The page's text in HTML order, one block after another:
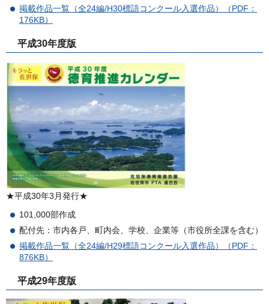
掲載作品一覧（全24編/H30標語コンクール入選作品）（PDF：
176KB）
平成30年度版
★平成30年3月発行★
101,000部作成
配付先：市内各戸、町内会、学校、企業等（市役所全課を含む）
掲載作品一覧（全24編/H29標語コンクール入選作品）（PDF：
876KB）
平成29年度版